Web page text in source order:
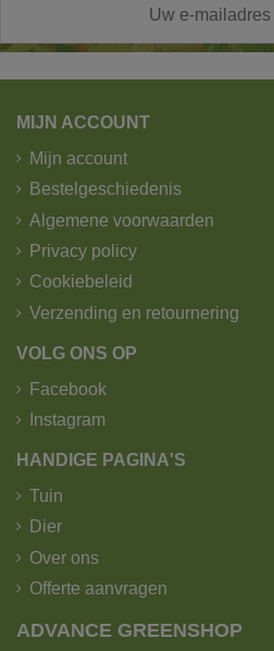
MIJN ACCOUNT
Mijn account
Bestelgeschiedenis
Algemene voorwaarden
Privacy policy
Cookiebeleid
Verzending en retournering
VOLG ONS OP
Facebook
Instagram
HANDIGE PAGINA'S
Tuin
Dier
Over ons
Offerte aanvragen
ADVANCE GREENSHOP